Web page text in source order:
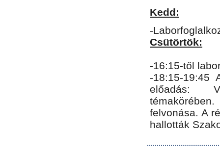
Kedd:
-
Csütörtök:
-16:15-től
-18:15-19:45
előadás:
felvonása. A
hallották